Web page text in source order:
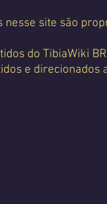
site são
do TibiaWiki
e direcionados